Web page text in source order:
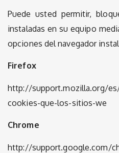
Puede usted permitir,
instaladas en su equipo
opciones del navegador
Firefox
http://support.mozilla.org/
cookies-que-los-sitios-we
Chrome
http://support.google.com/